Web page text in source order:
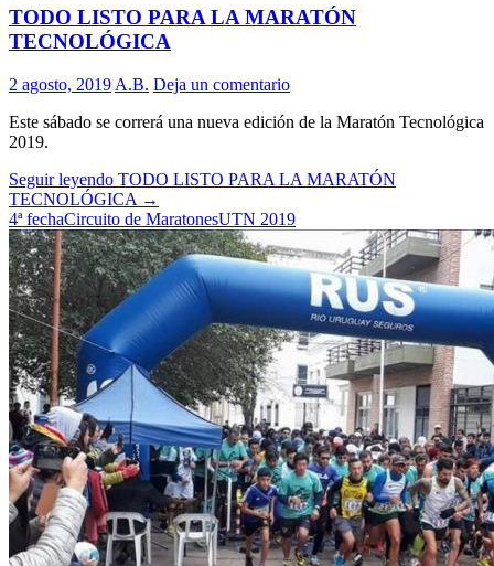
TODO LISTO PARA LA MARATÓN
TECNOLÓGICA
2 agosto, 2019 A.B. Deja un comentario
Este sábado se correrá una nueva edición de la Maratón Tecnológica
2019.
Seguir leyendo TODO LISTO PARA LA MARATÓN
TECNOLÓGICA →
4ª fechaCircuito de MaratonesUTN 2019